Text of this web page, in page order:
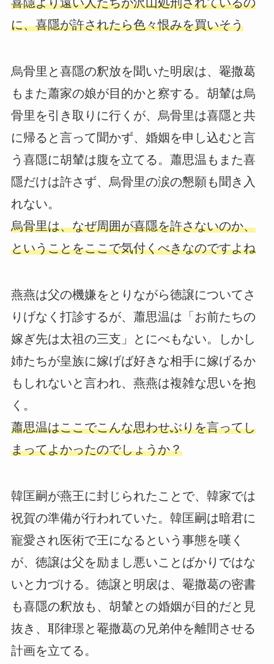
喜隱より遠い人たちが沢山処刑されているの
に、喜隱が許されたら色々恨みを買いそう
烏骨里と喜隱の釈放を聞いた明扆は、罨撒葛
もまた蕭家の娘が目的かと察する。胡輦は烏
骨里を引き取りに行くが、烏骨里は喜隱と共
に帰ると言って聞かず、婚姻を申し込むと言
う喜隱に胡輦は腹を立てる。蕭思温もまた喜
隱だけは許さず、烏骨里の涙の懇願も聞き入
れない。
烏骨里は、なぜ周囲が喜隱を許さないのか、
ということをここで気付くべきなのですよね
燕燕は父の機嫌をとりながら徳譲についてさ
りげなく打診するが、蕭思温は「お前たちの
嫁ぎ先は太祖の三支」とにべもない。しかし
姉たちが皇族に嫁げば好きな相手に嫁げるか
もしれないと言われ、燕燕は複雑な思いを抱
く。
蕭思温はここでこんな思わせぶりを言ってし
まってよかったのでしょうか？
韓匡嗣が燕王に封じられたことで、韓家では
祝賀の準備が行われていた。韓匡嗣は暗君に
寵愛され医術で王になるという事態を嘆く
が、徳譲は父を励まし悪いことばかりではな
いと力づける。徳譲と明扆は、罨撒葛の密書
も喜隱の釈放も、胡輦との婚姻が目的だと見
抜き、耶律璟と罨撒葛の兄弟仲を離間させる
計画を立てる。